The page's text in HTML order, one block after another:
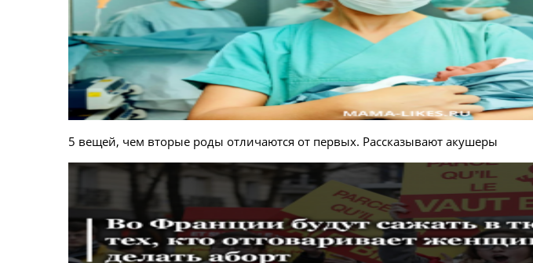
5 вещей, чем вторые роды отличаются от первых. Рассказывают акушеры